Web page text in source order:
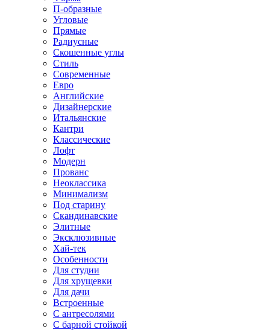
П-образные
Угловые
Прямые
Радиусные
Скошенные углы
Стиль
Современные
Евро
Английские
Дизайнерские
Итальянские
Кантри
Классические
Лофт
Модерн
Прованс
Неоклассика
Минимализм
Под старину
Скандинавские
Элитные
Эксклюзивные
Хай-тек
Особенности
Для студии
Для хрущевки
Для дачи
Встроенные
С антресолями
С барной стойкой